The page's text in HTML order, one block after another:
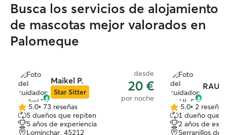
Busca los servicios de alojamiento
de mascotas mejor valorados en
Palomeque
Maikel P.
Star Sitter
desde
20 €
por noche
5.0
de
5
5.0• 73 reseñas
5 dueños que repiten
5 años de experiencia
Lominchar, 45212
RAUL
5.0
de
5
5.0• 2 reseñas
1 dueño que
2 años de
Serranillos del